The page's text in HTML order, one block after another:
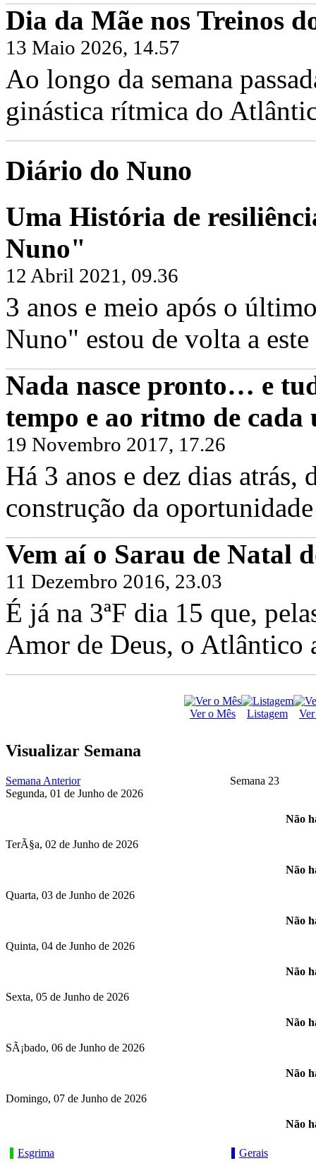
Dia da Mãe nos Treinos
13 Maio 2026, 14.57
Ao longo da semana
ginástica rítmica do
Diário do Nuno
Uma História de
Nuno"
12 Abril 2021, 09.36
3 anos e meio após o
Nuno" estou de volta a este
Nada nasce pronto… e
tempo e ao ritmo de cada
19 Novembro 2017, 17.26
Há 3 anos e dez dias atrás,
construção da
Vem aí o Sarau de Natal
11 Dezembro 2016, 23.03
É já na 3ªF dia 15 que,
Amor de Deus, o Atlântico
Ver o Mês Listagem
Visualizar Semana
Semana Anterior
Semana 23
Segunda, 01 de Junho de 2026
Não
TerÃ§a, 02 de Junho de 2026
Não
Quarta, 03 de Junho de 2026
Não
Quinta, 04 de Junho de 2026
Não
Sexta, 05 de Junho de 2026
Não
SÃ¡bado, 06 de Junho de 2026
Não
Domingo, 07 de Junho de 2026
Não
Esgrima Gerais